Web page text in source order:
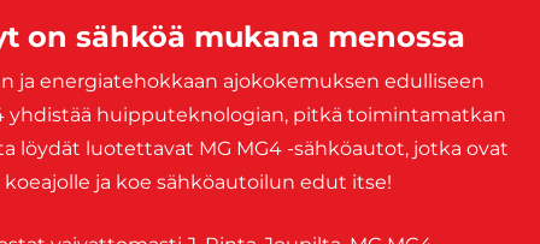
on sähköä mukana menossa
ja energiatehokkaan ajokokemuksen edulliseen
yhdistää huipputeknologian, pitkä toimintamatkan
löydät luotettavat MG MG4 -sähköautot, jotka ovat
ja koe sähköautoilun edut itse!